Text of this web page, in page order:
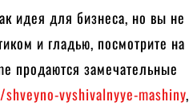
идея для бизнеса, но вы не
и гладью, посмотрите
продаются замечательные
vyshivalnyye-mashiny